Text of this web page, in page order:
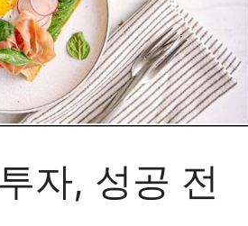
자, 성공 전